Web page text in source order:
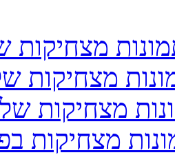
מצחיקות
מצחיקות
מצחיקות
מצחיקות